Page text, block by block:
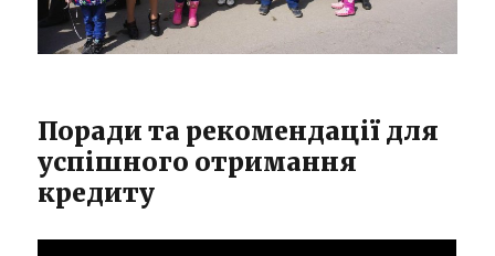
Поради та рекомендації для
успішного отримання
кредиту